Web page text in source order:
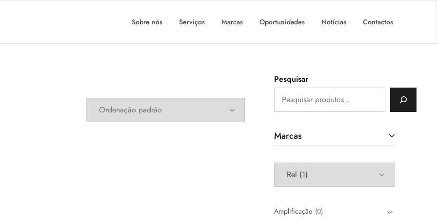
Sobre nós Serviços Marcas Oportunidades Notícias Contactos
Pesquisar
Marcas
Amplificação 0